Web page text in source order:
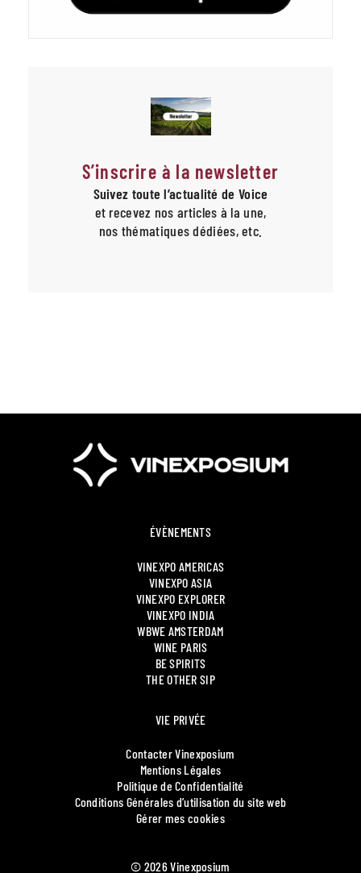
S’inscrire à la newsletter
Suivez toute l’actualité de Voice
et recevez nos articles à la une,
nos thématiques dédiées, etc.
ÉVÈNEMENTS
VINEXPO AMERICAS
VINEXPO ASIA
VINEXPO EXPLORER
VINEXPO INDIA
WBWE AMSTERDAM
WINE PARIS
BE SPIRITS
THE OTHER SIP
VIE PRIVÉE
Contacter Vinexposium
Mentions Légales
Politique de Confidentialité
Conditions Générales d’utilisation du site web
Gérer mes cookies
© 2026 Vinexposium